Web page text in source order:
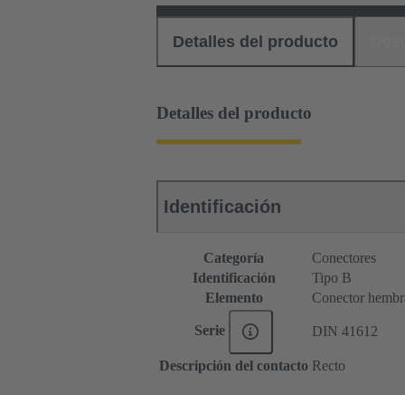
Detalles del producto
Detalles del producto
Identificación
Categoría
Conectores
Identificación
Tipo B
Elemento
Conector
Serie DIN 41612
Descripción del contacto Recto